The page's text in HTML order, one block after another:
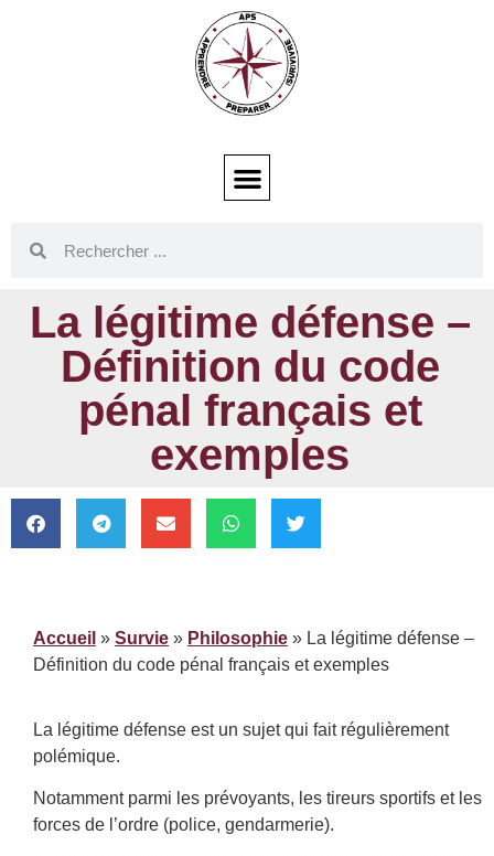
La légitime défense –
Définition du code
pénal français et
exemples
Accueil » Survie » Philosophie » La légitime défense –
Définition du code pénal français et exemples
La légitime défense est un sujet qui fait régulièrement
polémique.
Notamment parmi les prévoyants, les tireurs sportifs et les
forces de l’ordre (police, gendarmerie).